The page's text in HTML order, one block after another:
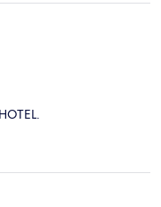
friendly and willing
does not have a pool
restaurants and
place to stay in the
city. We would stay
timers visiting Seoul.